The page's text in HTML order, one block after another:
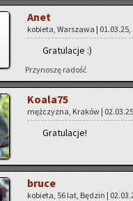
Anet
ko­bie­ta, War­sza­wa | 01.03.25,
Gra­tu­la­cje :)
Przy­no­szę ra­dość
Ko­ala­75
męż­czy­zna, Kra­ków |
Gra­tu­la­cje!
bruce
ko­bie­ta, 56 lat, Bę­dzin |